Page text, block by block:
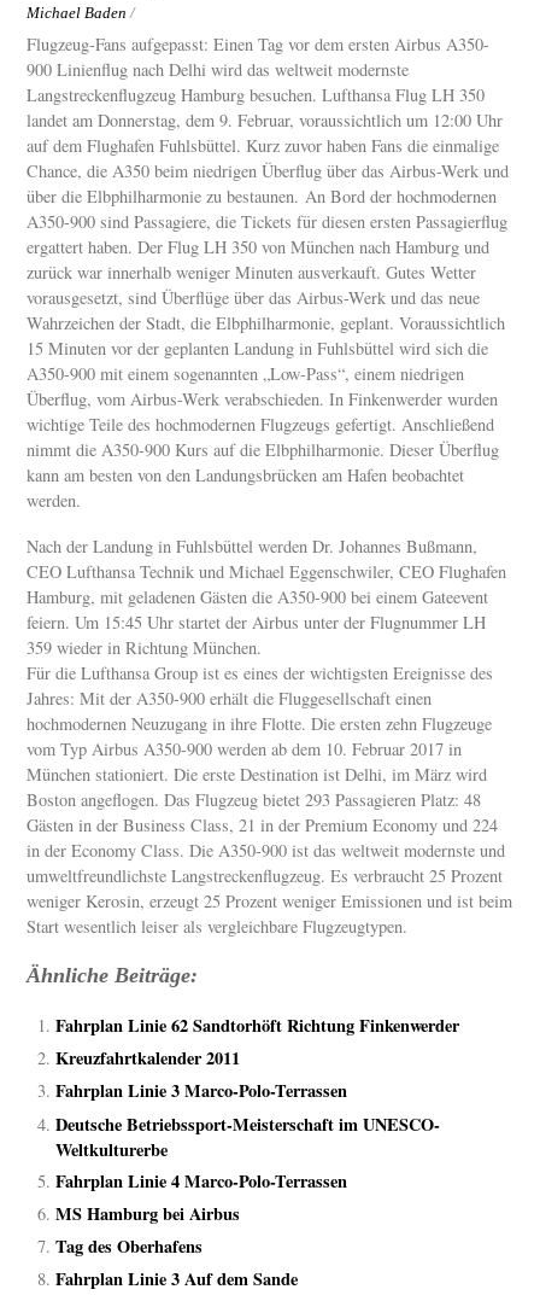
Michael Baden /
Flugzeug-Fans aufgepasst: Einen Tag vor dem ersten Airbus A350-
900 Linienflug nach Delhi wird das weltweit modernste
Langstreckenflugzeug Hamburg besuchen. Lufthansa Flug LH 350
landet am Donnerstag, dem 9. Februar, voraussichtlich um 12:00 Uhr
auf dem Flughafen Fuhlsbüttel. Kurz zuvor haben Fans die einmalige
Chance, die A350 beim niedrigen Überflug über das Airbus-Werk und
über die Elbphilharmonie zu bestaunen. An Bord der hochmodernen
A350-900 sind Passagiere, die Tickets für diesen ersten Passagierflug
ergattert haben. Der Flug LH 350 von München nach Hamburg und
zurück war innerhalb weniger Minuten ausverkauft. Gutes Wetter
vorausgesetzt, sind Überflüge über das Airbus-Werk und das neue
Wahrzeichen der Stadt, die Elbphilharmonie, geplant. Voraussichtlich
15 Minuten vor der geplanten Landung in Fuhlsbüttel wird sich die
A350-900 mit einem sogenannten „Low-Pass“, einem niedrigen
Überflug, vom Airbus-Werk verabschieden. In Finkenwerder wurden
wichtige Teile des hochmodernen Flugzeugs gefertigt. Anschließend
nimmt die A350-900 Kurs auf die Elbphilharmonie. Dieser Überflug
kann am besten von den Landungsbrücken am Hafen beobachtet
werden.
Nach der Landung in Fuhlsbüttel werden Dr. Johannes Bußmann,
CEO Lufthansa Technik und Michael Eggenschwiler, CEO Flughafen
Hamburg, mit geladenen Gästen die A350-900 bei einem Gateevent
feiern. Um 15:45 Uhr startet der Airbus unter der Flugnummer LH
359 wieder in Richtung München.
Für die Lufthansa Group ist es eines der wichtigsten Ereignisse des
Jahres: Mit der A350-900 erhält die Fluggesellschaft einen
hochmodernen Neuzugang in ihre Flotte. Die ersten zehn Flugzeuge
vom Typ Airbus A350-900 werden ab dem 10. Februar 2017 in
München stationiert. Die erste Destination ist Delhi, im März wird
Boston angeflogen. Das Flugzeug bietet 293 Passagieren Platz: 48
Gästen in der Business Class, 21 in der Premium Economy und 224
in der Economy Class. Die A350-900 ist das weltweit modernste und
umweltfreundlichste Langstreckenflugzeug. Es verbraucht 25 Prozent
weniger Kerosin, erzeugt 25 Prozent weniger Emissionen und ist beim
Start wesentlich leiser als vergleichbare Flugzeugtypen.
Ähnliche Beiträge:
Fahrplan Linie 62 Sandtorhöft Richtung Finkenwerder
Kreuzfahrtkalender 2011
Fahrplan Linie 3 Marco-Polo-Terrassen
Deutsche Betriebssport-Meisterschaft im UNESCO-
Weltkulturerbe
Fahrplan Linie 4 Marco-Polo-Terrassen
MS Hamburg bei Airbus
Tag des Oberhafens
Fahrplan Linie 3 Auf dem Sande